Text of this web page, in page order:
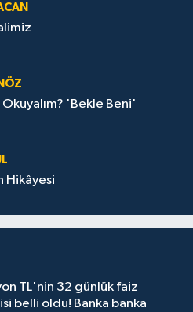
Okuyalım? 'Bekle Beni'
Hikâyesi
TL'nin 32 günlük faiz
belli oldu! Banka banka